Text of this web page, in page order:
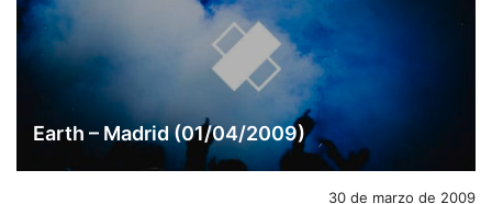
Earth – Madrid (01/04/2009)
30 de marzo de 2009